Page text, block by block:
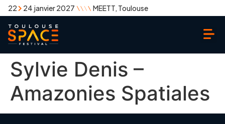
22 24 janvier 2027 MEETT, Toulouse
Sylvie Denis –
Amazonies Spatiales